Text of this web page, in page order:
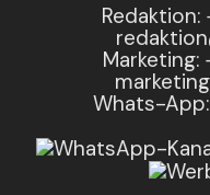
Marketing:
Whats-